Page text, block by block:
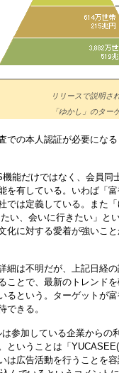
リリースで説明さ
「ゆかし」のター
での本人認証が必要にな
機能だけではなく、会員同
を有している。いわば「
では定義している。また
い、会いに行きたい」と
化に対する愛着が強いこ
細は不明だが、上記日経
ことで、最新のトレンド
るという。ターゲットが
できる。
参加している企業からの
ということは「
広告活動を行うことを容